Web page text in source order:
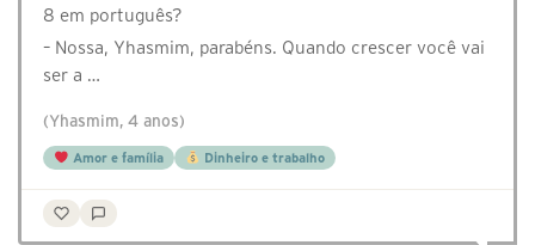
8 em português?
– Nossa, Yhasmim, parabéns. Quando crescer você vai
ser a …
(Yhasmim, 4 anos)
Amor e família Dinheiro e trabalho